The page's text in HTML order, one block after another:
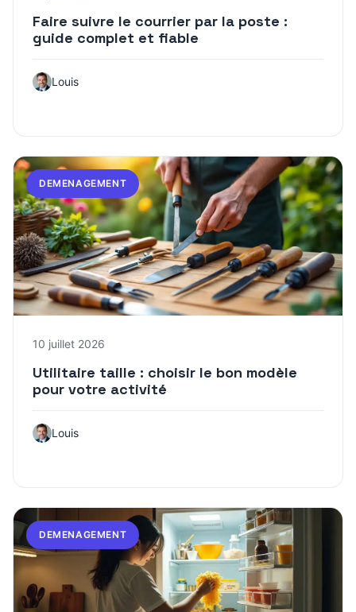
Faire suivre le courrier par la poste :
guide complet et fiable
Louis
DEMENAGEMENT
10 juillet 2026
Utilitaire taille : choisir le bon modèle
pour votre activité
Louis
DEMENAGEMENT